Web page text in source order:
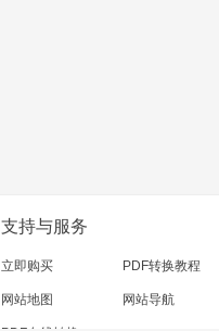
支持与服务
立即购买 PDF转换教程
网站地图 网站导航